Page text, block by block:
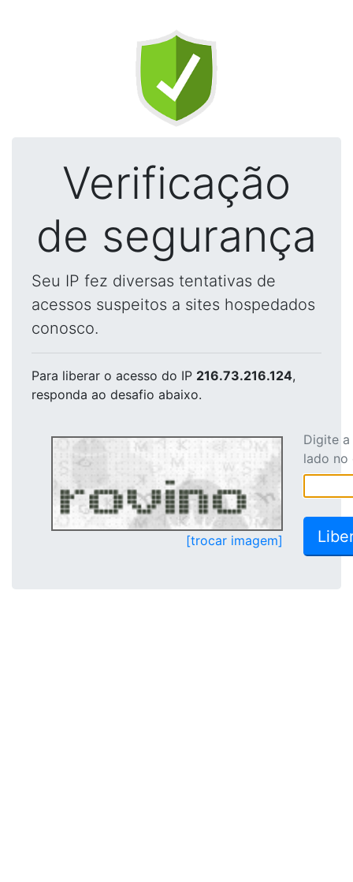
Verificação
de segurança
Seu IP fez diversas tentativas de
acessos suspeitos a sites hospedados
conosco.
Para liberar o acesso do IP 216.73.216.124,
responda ao desafio abaixo.
[trocar imagem]
Digite
lado no